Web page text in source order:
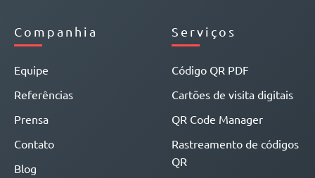
Companhia
Equipe
Referências
Prensa
Contato
Blog
Serviços
Código QR PDF
Cartões de visita digitais
QR Code Manager
Rastreamento de códigos
QR